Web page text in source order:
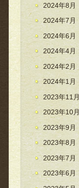
2024年8月
2024年7月
2024年6月
2024年4月
2024年2月
2024年1月
2023年11月
2023年10月
2023年9月
2023年8月
2023年7月
2023年6月